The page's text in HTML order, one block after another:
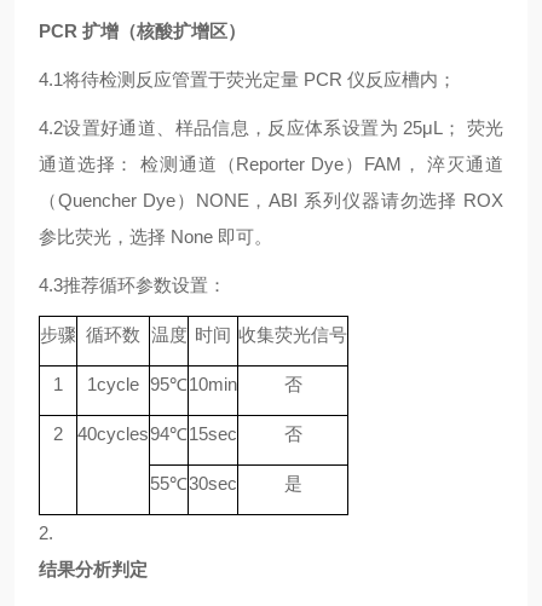
PCR 扩增（核酸扩增区）
4.1将待检测反应管置于荧光定量 PCR 仪反应槽内；
4.2设置好通道、样品信息，反应体系设置为 25μL； 荧光
通道选择： 检测通道（Reporter Dye）FAM， 淬灭通道
（Quencher Dye）NONE，ABI 系列仪器请勿选择 ROX
参比荧光，选择 None 即可。
4.3推荐循环参数设置：
步骤 循环数 温度 时间 收集荧光信号
1 1cycle 95℃10min 否
2 40cycles94℃15sec 否
55℃30sec 是
2.
结果分析判定